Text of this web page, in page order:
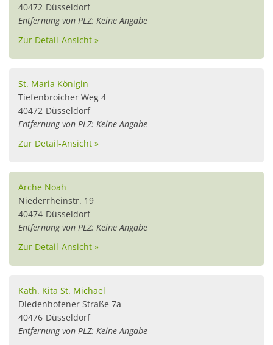
40472 Düsseldorf
Entfernung von PLZ: Keine Angabe
Zur Detail-Ansicht »
St. Maria Königin
Tiefenbroicher Weg 4
40472 Düsseldorf
Entfernung von PLZ: Keine Angabe
Zur Detail-Ansicht »
Arche Noah
Niederrheinstr. 19
40474 Düsseldorf
Entfernung von PLZ: Keine Angabe
Zur Detail-Ansicht »
Kath. Kita St. Michael
Diedenhofener Straße 7a
40476 Düsseldorf
Entfernung von PLZ: Keine Angabe